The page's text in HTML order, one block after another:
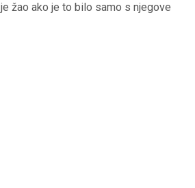
žao ako je to bilo samo s njegove